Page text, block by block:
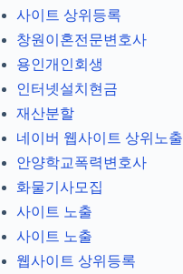
사이트 상위등록
창원이혼전문변호사
용인개인회생
인터넷설치현금
재산분할
네이버 웹사이트 상위노출
안양학교폭력변호사
화물기사모집
사이트 노출
사이트 노출
웹사이트 상위등록